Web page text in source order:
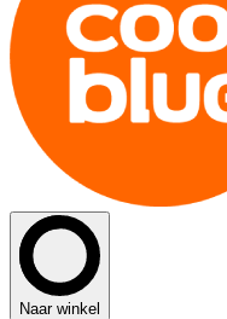
Naar winkel